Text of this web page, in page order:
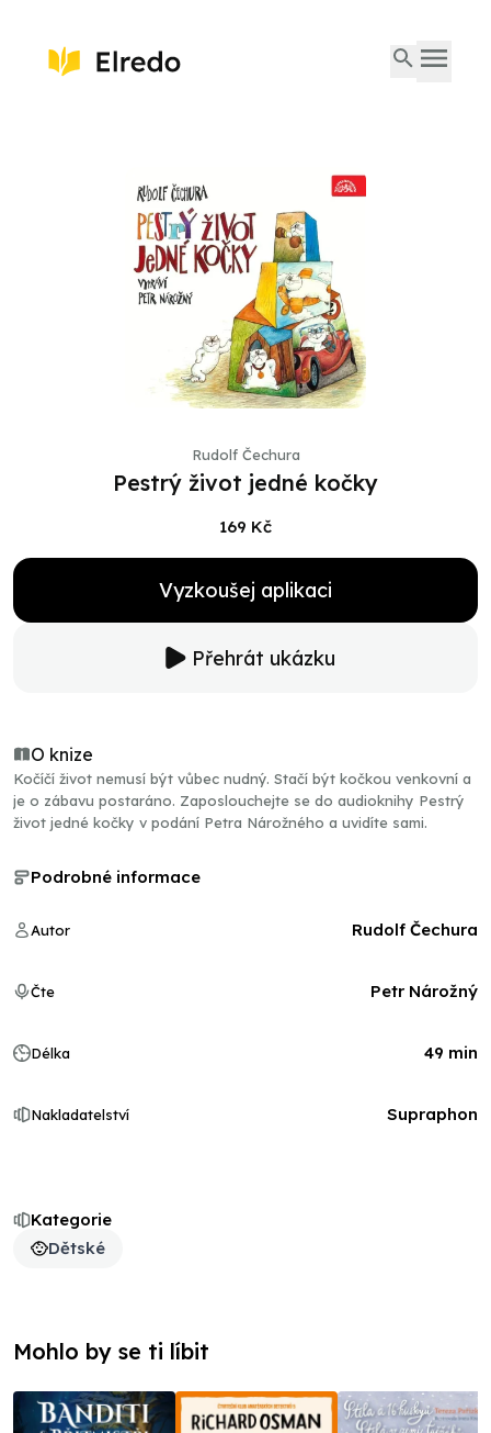
Rudolf Čechura
Pestrý život jedné kočky
169 Kč
Vyzkoušej aplikaci
Přehrát ukázku
O knize
Kočíčí život nemusí být vůbec nudný. Stačí být kočkou venkovní a
je o zábavu postaráno. Zaposlouchejte se do audioknihy Pestrý
život jedné kočky v podání Petra Nárožného a uvidíte sami.
Kategorie
Dětské
Podrobné informace
Autor Rudolf Čechura
Čte Petr Nárožný
Délka 49 min
Nakladatelství Supraphon
Mohlo by se ti líbit